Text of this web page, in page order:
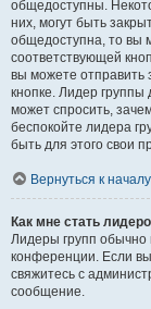
общедоступны.
них, могут быть
общедоступна, то вы
соответствующей
вы можете отправить
кнопке. Лидер группы
может спросить,
беспокойте лидера
быть для этого свои
Вернуться к началу
Как мне стать
Лидеры групп обычно
конференции. Если
свяжитесь с
сообщение.